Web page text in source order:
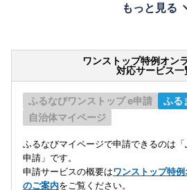
もっと見る
ワンストップ特例オン
対応サービス一
ふるなびワンストップ e申請
ふる
自治体マイページ
ふるなびマイページで申請できるのは
申請」です。
申請サービスの概要はワンストップ特
のご案内をご覧ください。